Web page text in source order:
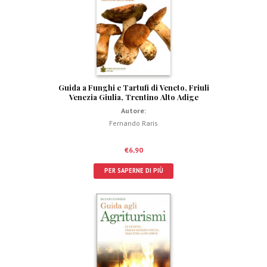
Guida a Funghi e Tartufi di Veneto, Friuli
Venezia Giulia, Trentino Alto Adige
Autore:
Fernando Raris
€6,90
PER SAPERNE DI PIÙ